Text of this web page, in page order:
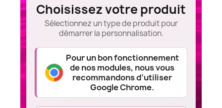
Choisissez votre produit
Sélectionnez un type de produit pour
démarrer la personnalisation.
Pour un bon fonctionnement
de nos modules, nous vous
recommandons d’utiliser
Google Chrome.